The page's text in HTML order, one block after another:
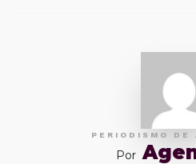
PERIODISMO DE
Por